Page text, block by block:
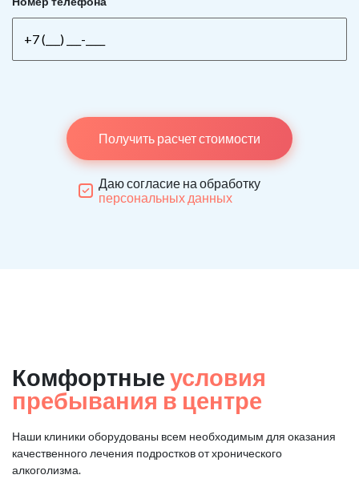
Получить расчет стоимости
Даю согласие на обработку
персональных данных
Комфортные условия
пребывания в центре
Наши клиники оборудованы всем необходимым для оказания
качественного лечения подростков от хронического
алкоголизма.